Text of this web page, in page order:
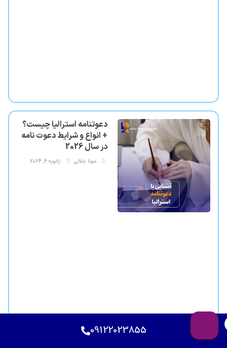
دعوتنامه استرالیا چیست؟
+ انواع و شرایط دعوت نامه
در سال 2026
مونا جلالی ژانویه 6, 2026
09122023855